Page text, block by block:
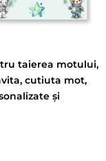
taierea motului,
cutiuta mot,
și